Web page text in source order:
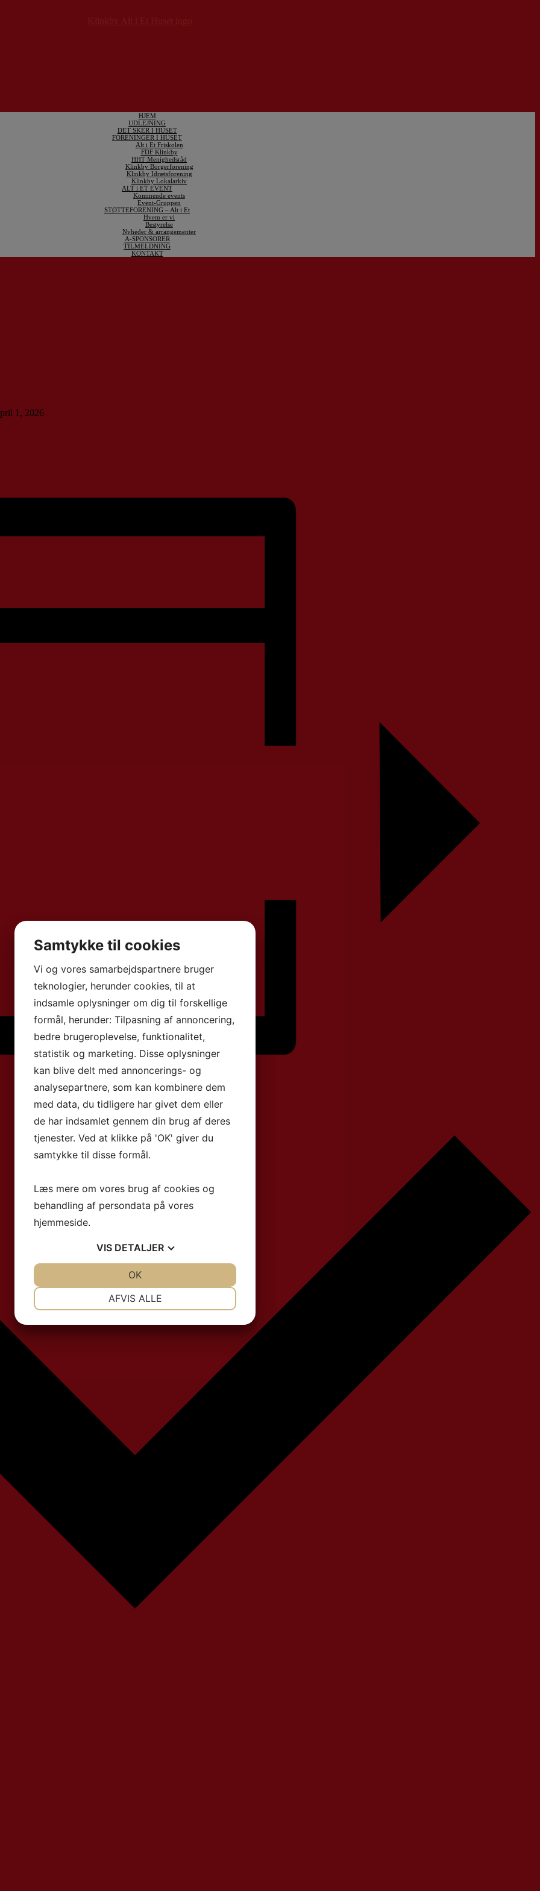
HJEM
UDLEJNING
DET SKER I HUSET
FORENINGER I HUSET
Alt i Et Friskolen
FDF Klinkby
HHT Menighedsråd
Klinkby Borgerforening
Klinkby Idrætsforening
Klinkby Lokalarkiv
ALT i ET EVENT
Kommende events
Event-Gruppen
STØTTEFORENING – Alt i Et
Hvem er vi
Bestyrelse
Nyheder & arrangementer
A-SPONSORER
TILMELDNING
KONTAKT
1, 2026
Samtykke til cookies
Vi og vores samarbejdspartnere bruger
teknologier, herunder cookies, til at
indsamle oplysninger om dig til forskellige
formål, herunder: Tilpasning af annoncering,
bedre brugeroplevelse, funktionalitet,
statistik og marketing. Disse oplysninger
kan blive delt med annoncerings- og
analysepartnere, som kan kombinere dem
med data, du tidligere har givet dem eller
de har indsamlet gennem din brug af deres
tjenester. Ved at klikke på 'OK' giver du
samtykke til disse formål.
Læs mere om vores brug af cookies og
behandling af persondata på vores
hjemmeside.
VIS DETALJER
AFVIS ALLE
OK